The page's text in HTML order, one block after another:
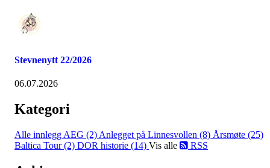
Stevnenytt 22/2026
06.07.2026
Kategori
Alle innlegg AEG (2) Anlegget på Linnesvollen (8) Årsmøte (25)
Baltica Tour (2) DOR historie (14) Vis alle RSS